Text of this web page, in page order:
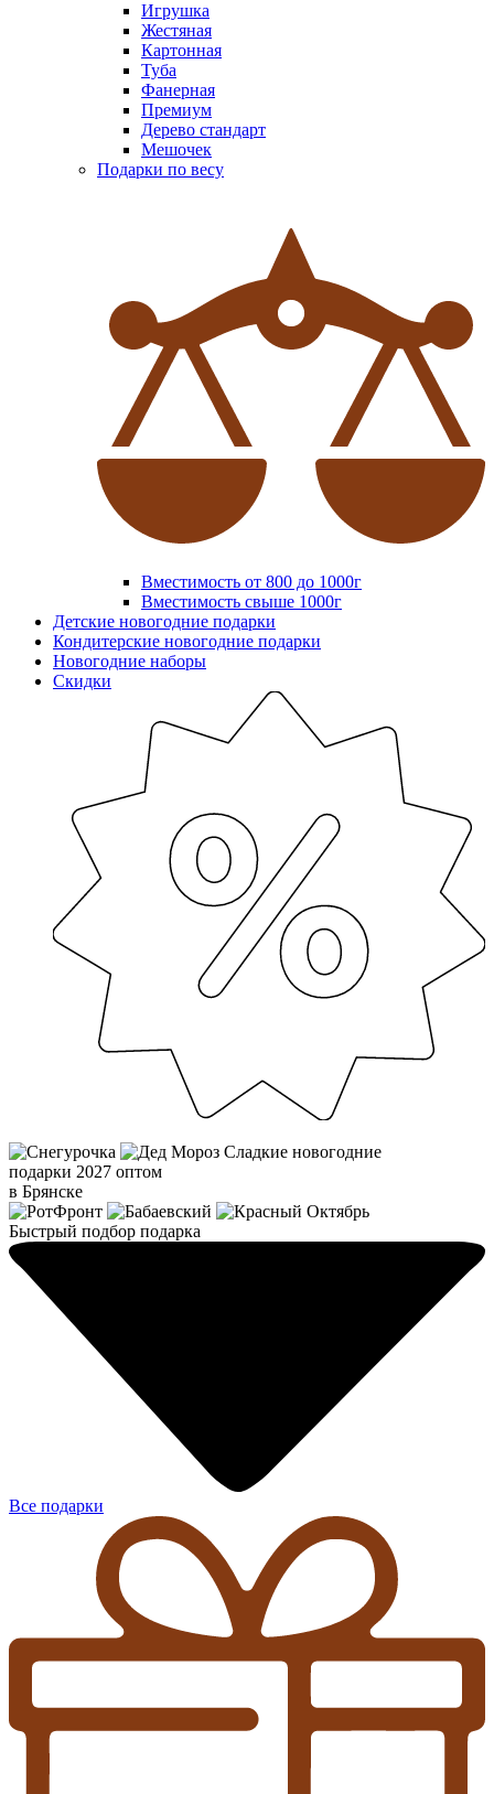
Игрушка
Жестяная
Картонная
Туба
Фанерная
Премиум
Дерево стандарт
Мешочек
Подарки по весу
Вместимость от 800 до 1000г
Вместимость свыше 1000г
Детские новогодние подарки
Кондитерские новогодние подарки
Новогодние наборы
Скидки
Сладкие новогодние
подарки 2027 оптом
в Брянске
Быстрый подбор подарка
Все подарки